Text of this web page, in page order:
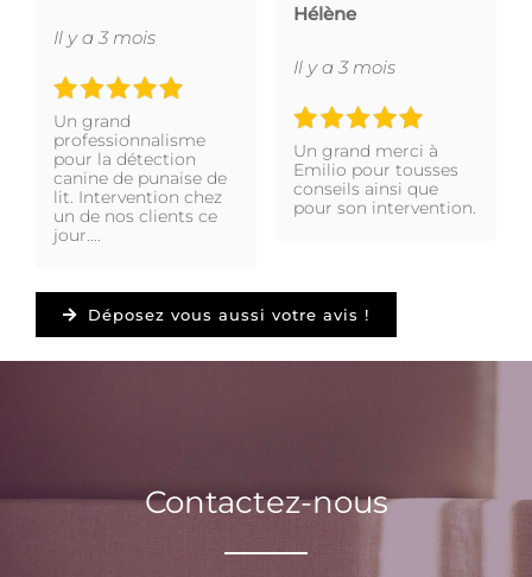
Il y a 3 mois
Un grand
professionnalisme
pour la détection
canine de punaise de
lit. Intervention chez
un de nos clients ce
jour….
Hélène
Il y a 3 mois
Un grand merci à
Emilio pour tousses
conseils ainsi que
pour son intervention.
Déposez vous aussi votre avis !
Contactez-nous